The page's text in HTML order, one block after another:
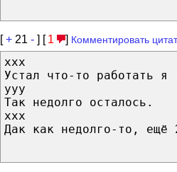
[+ 21 - ] [ 1 ] Комментировать
xxx
Устал что-то работать я
yyy
Так недолго осталось.
xxx
Дак как недолго-то, ещё